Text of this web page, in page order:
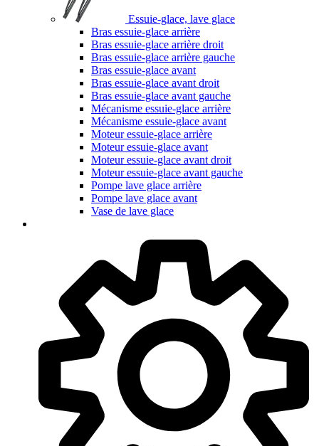
Essuie-glace, lave glace
Bras essuie-glace arrière
Bras essuie-glace arrière droit
Bras essuie-glace arrière gauche
Bras essuie-glace avant
Bras essuie-glace avant droit
Bras essuie-glace avant gauche
Mécanisme essuie-glace arrière
Mécanisme essuie-glace avant
Moteur essuie-glace arrière
Moteur essuie-glace avant
Moteur essuie-glace avant droit
Moteur essuie-glace avant gauche
Pompe lave glace arrière
Pompe lave glace avant
Vase de lave glace